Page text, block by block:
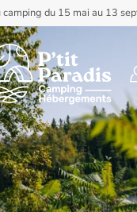
du 15 mai au 13